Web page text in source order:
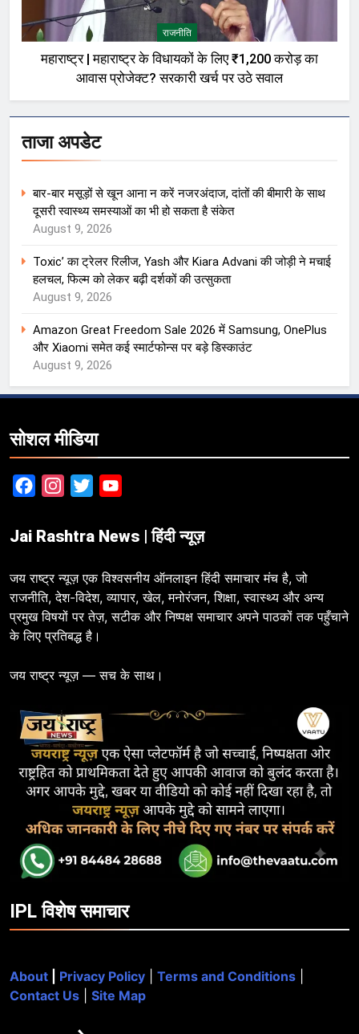
राजनीति
महाराष्ट्र | महाराष्ट्र के विधायकों के लिए ₹1,200 करोड़ का
आवास प्रोजेक्ट? सरकारी खर्च पर उठे सवाल
ताजा अपडेट
बार-बार मसूड़ों से खून आना न करें नजरअंदाज, दांतों की बीमारी के साथ
दूसरी स्वास्थ्य समस्याओं का भी हो सकता है संकेत
August 9, 2026
Toxic’ का ट्रेलर रिलीज, Yash और Kiara Advani की जोड़ी ने मचाई
हलचल, फिल्म को लेकर बढ़ी दर्शकों की उत्सुकता
August 9, 2026
Amazon Great Freedom Sale 2026 में Samsung, OnePlus
और Xiaomi समेत कई स्मार्टफोन्स पर बड़े डिस्काउंट
August 9, 2026
सोशल मीडिया
FacebookInstagram
Twitter
Jai Rashtra News | हिंदी न्यूज़
जय राष्ट्र न्यूज़ एक विश्वसनीय ऑनलाइन हिंदी समाचार मंच है, जो
राजनीति, देश-विदेश, व्यापार, खेल, मनोरंजन, शिक्षा, स्वास्थ्य और अन्य
प्रमुख विषयों पर तेज़, सटीक और निष्पक्ष समाचार अपने पाठकों तक पहुँचाने
के लिए प्रतिबद्ध है।
जय राष्ट्र न्यूज़ — सच के साथ।
IPL विशेष समाचार
About Privacy Policy Terms and Conditions
Contact Us
Site Map